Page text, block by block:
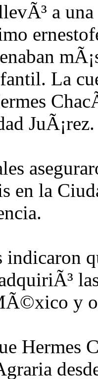
a
La
JuÃ¡rez.
en la
indicaron
y
Hermes